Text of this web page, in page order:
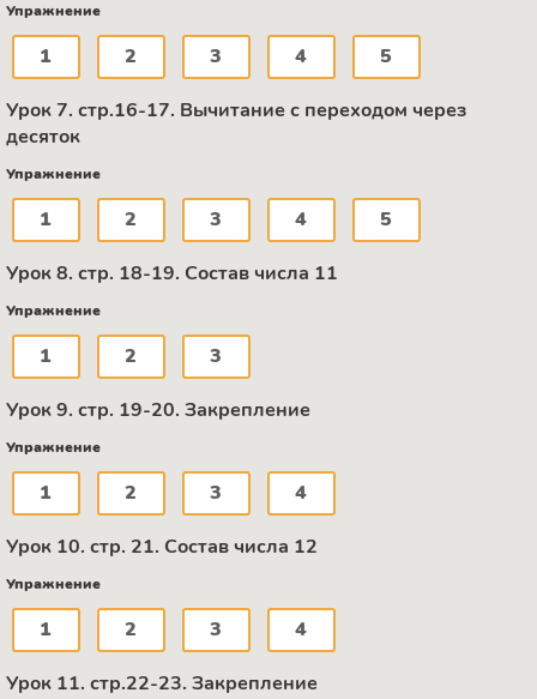
Упражнение
1 2 3 4 5
Урок 7. стр.16-17. Вычитание с переходом через
десяток
Упражнение
1 2 3 4 5
Урок 8. стр. 18-19. Состав числа 11
Упражнение
1 2 3
Урок 9. стр. 19-20. Закрепление
Упражнение
1 2 3 4
Урок 10. стр. 21. Состав числа 12
Упражнение
1 2 3 4
Урок 11. стр.22-23. Закрепление